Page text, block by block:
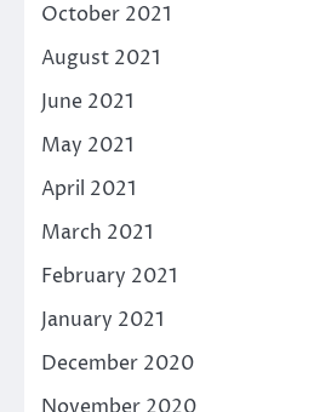
October 2021
August 2021
June 2021
May 2021
April 2021
March 2021
February 2021
January 2021
December 2020